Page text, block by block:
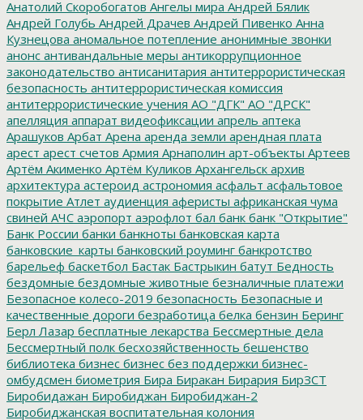
Анатолий Скоробогатов Ангелы мира Андрей Бялик
Андрей Голубь Андрей Драчев Андрей Пивенко Анна
Кузнецова аномальное потепление анонимные звонки
анонс антивандальные меры антикоррупционное
законодательство антисанитария антитеррористическая
безопасность антитеррористическая комиссия
антитеррористические учения АО "ДГК" АО "ДРСК"
апелляция аппарат видеофиксации апрель аптека
Арашуков Арбат Арена аренда земли арендная плата
арест арест счетов Армия Арнаполин арт-объекты Артеев
Артём Акименко Артём Куликов Архангельск архив
архитектура астероид астрономия асфальт асфальтовое
покрытие Атлет аудиенция аферисты африканская чума
свиней АЧС аэропорт аэрофлот бал банк банк "Открытие"
Банк России банки банкноты банковская карта
банковские_карты банковский роуминг банкротство
барельеф баскетбол Бастак Бастрыкин батут Бедность
бездомные бездомные животные безналичные платежи
Безопасное колесо-2019 безопасность Безопасные и
качественные дороги безработица белка бензин Беринг
Берл Лазар бесплатные лекарства Бессмертные дела
Бессмертный полк бесхозяйственность бешенство
библиотека бизнес бизнес без поддержки бизнес-
омбудсмен биометрия Бира Биракан Бирария БирЗСТ
Биробидажан Биробиджан Биробиджан-2
Биробиджанская воспитательная колония